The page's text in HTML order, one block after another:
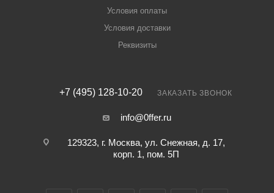
Условия оплаты
Условия доставки
Реквизиты
+7 (495) 128-10-20 ЗАКАЗАТЬ ЗВОНОК
info@0ffer.ru
129323, г. Москва, ул. Снежная, д. 17,
корп. 1, пом. 5П